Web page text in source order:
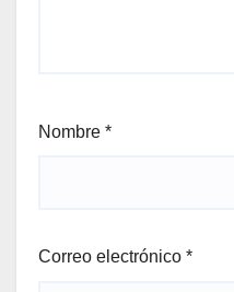
Nombre *
Correo electrónico *